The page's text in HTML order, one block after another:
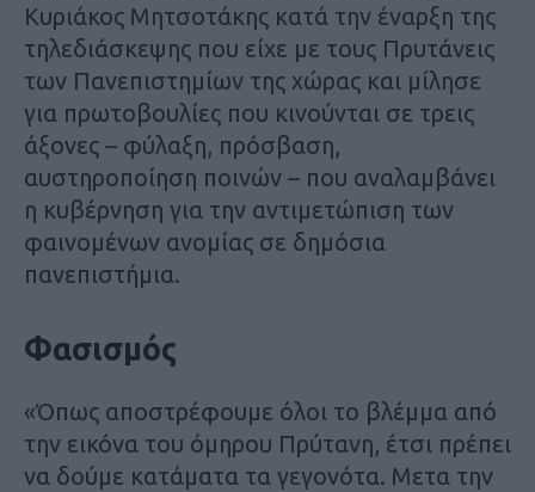
Κυριάκος Μητσοτάκης κατά την έναρξη της
τηλεδιάσκεψης που είχε με τους Πρυτάνεις
των Πανεπιστημίων της χώρας και μίλησε
για πρωτοβουλίες που κινούνται σε τρεις
άξονες – φύλαξη, πρόσβαση,
αυστηροποίηση ποινών – που αναλαμβάνει
η κυβέρνηση για την αντιμετώπιση των
φαινομένων ανομίας σε δημόσια
πανεπιστήμια.
Φασισμός
«Όπως αποστρέφουμε όλοι το βλέμμα από
την εικόνα του όμηρου Πρύτανη, έτσι πρέπει
να δούμε κατάματα τα γεγονότα. Μετα την